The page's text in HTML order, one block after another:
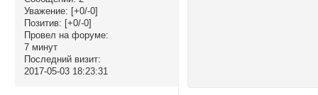
Уважение: [+0/-0]
Позитив: [+0/-0]
Провел на форуме:
7 минут
Последний визит:
2017-05-03 18:23:31